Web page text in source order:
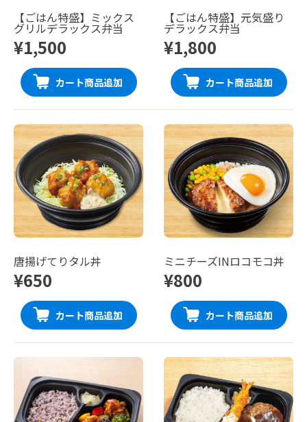
【ごはん特盛】ミックス
グリルデラックス弁当
¥1,500
カート商品追加
【ごはん特盛】元気盛り
デラックス弁当
¥1,800
カート商品追加
唐揚げてりタル丼
¥650
カート商品追加
ミニチーズINロコモコ丼
¥800
カート商品追加